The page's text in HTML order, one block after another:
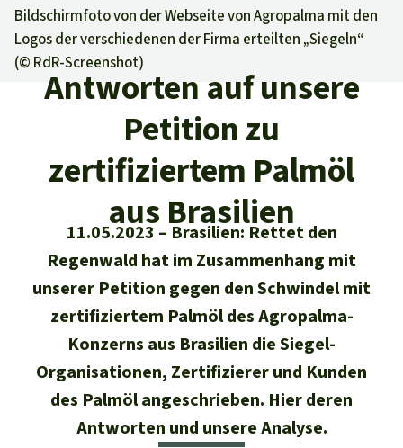
Informieren
Aktuelles
Erfolge
Alle News
Kids
Newsletter­anmeldung
Unsere Themen
Der Regenwald
Klima
Biodiversität
Schutzgebiete
Palmöl
Biokraftstoff
Tropenholz
Regenwald Report
Aktuelle Ausgabe
01/2026
03/2025
02/2025
01/2025
Erfolge
Shop
Überuns
Über uns
Der Verein
40 Jahre Vereins­geschichte
Häufige Fragen
Jahresberichte
Medien
Presse
Presse-Echo
Widget einbinden
Suche
Deutsch
English
Español
Français
Regenwald-Urkunden
Fragen & Antworten
SpendenkontoRettet den
Regenwald e. V.
DE1143060967 2025054100
GENODEM1GLS
GLS Bank
IBAN kopieren
Spenden für ein Thema
Bildschirmfoto von der Webseite von Agropalma mit den
Logos der verschiedenen der Firma erteilten „Siegeln“
(© RdR-Screenshot)
Antworten auf unsere
Petition zu
zertifiziertem Palmöl
aus Brasilien
11.05.2023
Brasilien: Rettet den
Regenwald hat im Zusammenhang mit
unserer Petition gegen den Schwindel mit
zertifiziertem Palmöl des Agropalma-
Konzerns aus Brasilien die Siegel-
Organisationen, Zertifizierer und Kunden
des Palmöl angeschrieben. Hier deren
Antworten und unsere Analyse.